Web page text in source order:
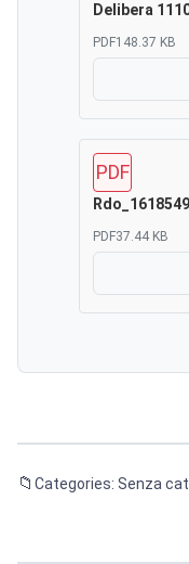
Delibera
PDF148.37 KB
PDF
PDF37.44 KB
Categories: Senza